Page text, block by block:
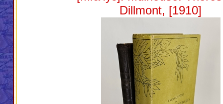
Dillmont, [1910]